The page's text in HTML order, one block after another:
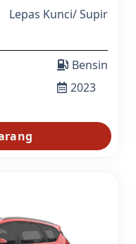
Lepas Kunci/Supir
Bensin
2023